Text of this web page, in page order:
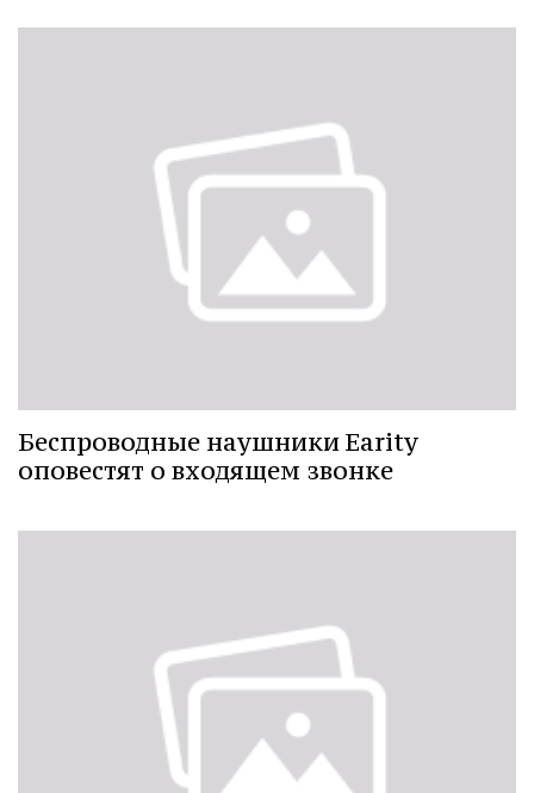
Беспроводные наушники Earity
оповестят о входящем звонке